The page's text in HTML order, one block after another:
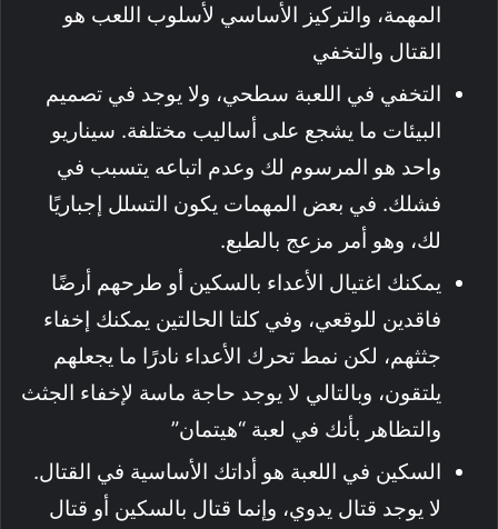
المهمة، والتركيز الأساسي لأسلوب اللعب هو
القتال والتخفي
التخفي في اللعبة سطحي، ولا يوجد في تصميم
البيئات ما يشجع على أساليب مختلفة. سيناريو
واحد هو المرسوم لك وعدم اتباعه يتسبب في
فشلك. في بعض المهمات يكون التسلل إجباريًا
لك، وهو أمر مزعج بالطبع.
يمكنك اغتيال الأعداء بالسكين أو طرحهم أرضًا
فاقدين للوقعي، وفي كلتا الحالتين يمكنك إخفاء
جثثهم، لكن نمط تحرك الأعداء نادرًا ما يجعلهم
يلتقون، وبالتالي لا يوجد حاجة ماسة لإخفاء الجثث
والتظاهر بأنك في لعبة “هيتمان”
السكين في اللعبة هو أداتك الأساسية في القتال.
لا يوجد قتال يدوي، وإنما قتال بالسكين أو قتال